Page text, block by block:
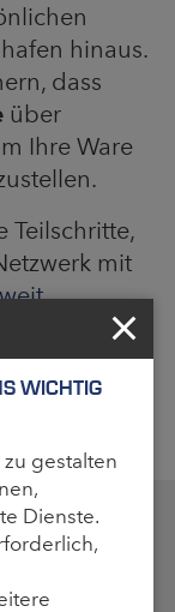
hinaus.
dass
über
Ihre Ware
Teilschritte,
mit
ermöglichen
sowie
für
WICHTIG
gestalten
Dienste.